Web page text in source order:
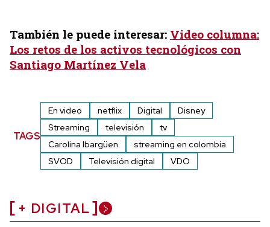
También le puede interesar: Video columna:
Los retos de los activos tecnológicos con
Santiago Martínez Vela
TAGS
En video netflix Digital
Disney
Streaming
televisión
tv
Carolina Ibargüen
streaming en colombia
SVOD
Televisión digital VDO
+ DIGITAL